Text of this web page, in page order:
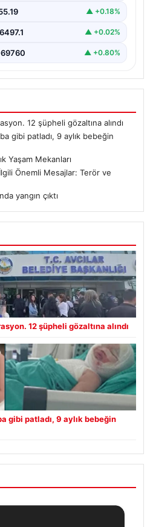
▲ +0.18%
6497.1 ▲ +0.02%
▲ +0.80%
12 şüpheli gözaltına alındı
gibi patladı, 9 aylık bebeğin
Yaşam Mekanları
Önemli Mesajlar: Terör ve
yangın çıktı
12 şüpheli gözaltına alındı
gibi patladı, 9 aylık bebeğin